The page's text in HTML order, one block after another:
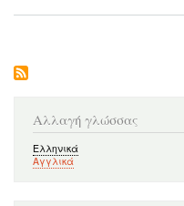
Αλλαγή γλώσσας
Ελληνικά
Αγγλικά